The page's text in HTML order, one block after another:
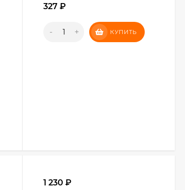
327 ₽
- + КУПИТЬ
1 230 ₽